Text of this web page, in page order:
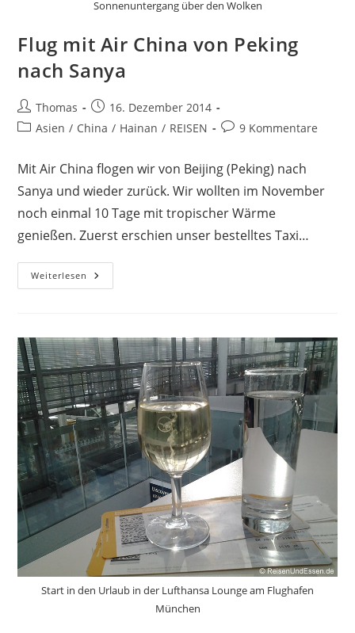
Sonnenuntergang über den Wolken
Flug mit Air China von Peking
nach Sanya
Beitrags-
Autor:
Thomas
Beitrag
veröffentlicht:
16. Dezember 2014
Beitrags-
Asien / China / Hainan / REISEN
Beitrags-
9 Kommentare
Mit Air China flogen wir von Beijing (Peking) nach
Sanya und wieder zurück. Wir wollten im November
noch einmal 10 Tage mit tropischer Wärme
genießen. Zuerst erschien unser bestelltes Taxi…
Weiterlesen Flug
Mit
Nach
Sanya
Start in den Urlaub in der Lufthansa Lounge am Flughafen
München